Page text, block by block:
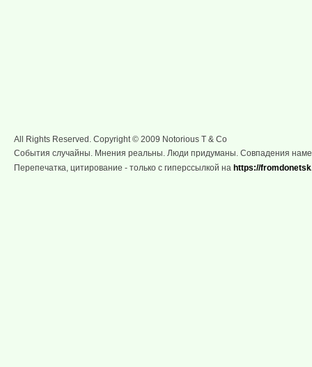
All Rights Reserved. Copyright © 2009 Notorious T & Co
События случайны. Мнения реальны. Люди придуманы. Совпадения
Перепечатка, цитирование - только с гиперссылкой на https://